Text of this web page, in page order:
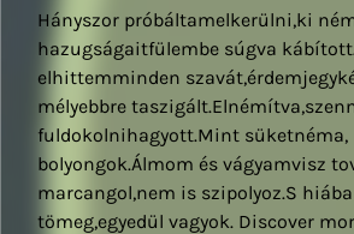
Hányszor próbáltamelkerülni,ki
hazugságaitfülembe súgva
elhittemminden
mélyebbre
fuldokolnihagyott.Mint süketnéma,
bolyongok.Álmom és vágyamvisz
marcangol,nem is szipolyoz.S
tömeg,egyedül vagyok. Discover